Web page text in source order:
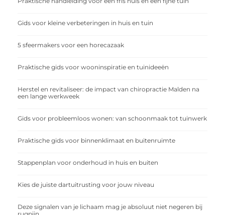
Gids voor kleine verbeteringen in huis en tuin
5 sfeermakers voor een horecazaak
Praktische gids voor wooninspiratie en tuinideeën
Herstel en revitaliseer: de impact van chiropractie Malden na
een lange werkweek
Gids voor probleemloos wonen: van schoonmaak tot tuinwerk
Praktische gids voor binnenklimaat en buitenruimte
Stappenplan voor onderhoud in huis en buiten
Kies de juiste dartuitrusting voor jouw niveau
Deze signalen van je lichaam mag je absoluut niet negeren bij